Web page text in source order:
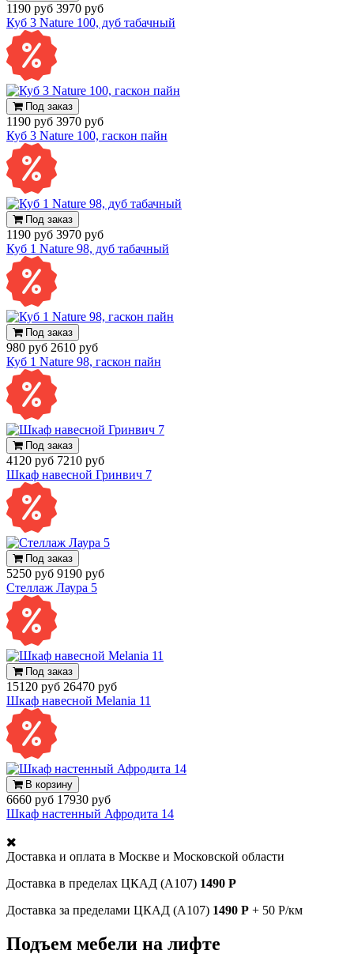
1190 руб 3970 руб
Куб 3 Nature 100, дуб табачный
Под заказ
1190 руб 3970 руб
Куб 3 Nature 100, гаскон пайн
Под заказ
1190 руб 3970 руб
Куб 1 Nature 98, дуб табачный
Под заказ
980 руб 2610 руб
Куб 1 Nature 98, гаскон пайн
Под заказ
4120 руб 7210 руб
Шкаф навесной Гринвич 7
Под заказ
5250 руб 9190 руб
Стеллаж Лаура 5
Под заказ
15120 руб 26470 руб
Шкаф навесной Melania 11
В корзину
6660 руб 17930 руб
Шкаф настенный Афродита 14
Доставка и оплата в Москве и Московской области
Доставка в пределах ЦКАД (А107) 1490 Р
Доставка за пределами ЦКАД (А107) 1490 Р + 50 Р/км
Подъем мебели на лифте